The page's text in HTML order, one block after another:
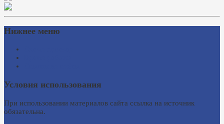
Нижнее меню
Условия использования
При использовании материалов сайта ссылка на источник
обязательна.